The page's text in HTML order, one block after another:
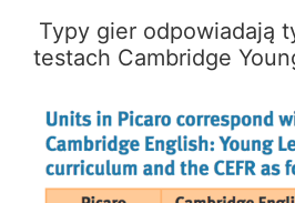
Typy gier odpowiadają
testach Cambridge